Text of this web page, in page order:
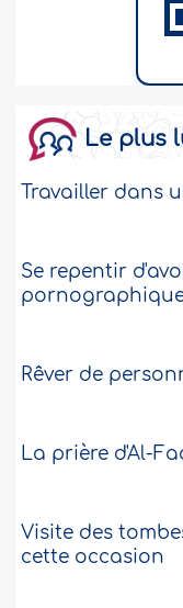
Le plus
Travailler dans
Se repentir
Rêver de
La prière d'Al-
Visite des
cette occasion